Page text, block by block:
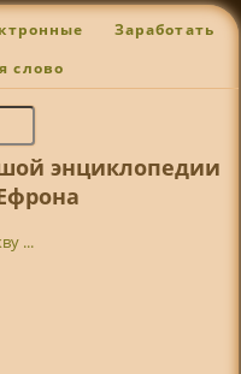
Заработать
слово
энциклопедии
...